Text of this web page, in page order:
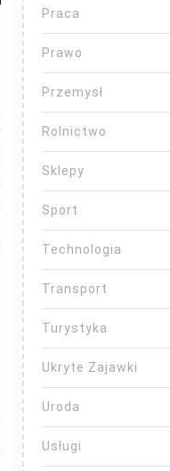
Praca
Prawo
Przemysł
Rolnictwo
Sklepy
Sport
Technologia
Transport
Turystyka
Ukryte Zajawki
Uroda
Usługi